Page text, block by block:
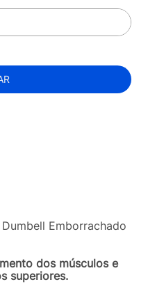
Emborrachado
dos músculos e
superiores.